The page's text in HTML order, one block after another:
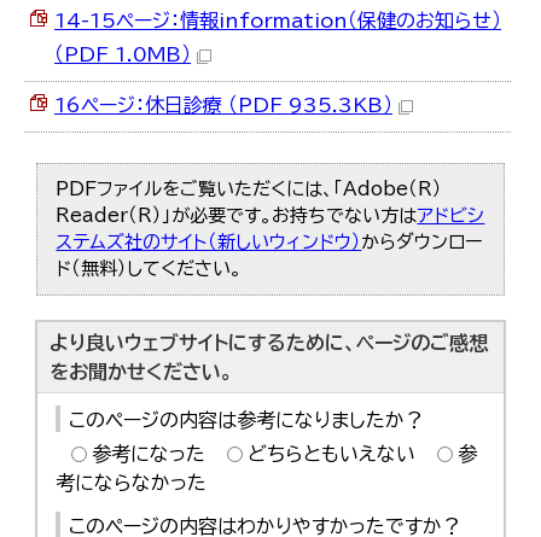
简体中文
繁體中文
14-15ページ：情報information（保健のお知らせ）
（PDF 1.0MB）
16ページ：休日診療 （PDF 935.3KB）
PDFファイルをご覧いただくには、「Adobe（R）
Reader（R）」が必要です。お持ちでない方はアドビシ
ステムズ社のサイト（新しいウィンドウ） からダウンロー
ド（無料）してください。
より良いウェブサイトにするために、ページのご感想
をお聞かせください。
このページの内容は参考になりましたか？
参考になった
どちらともいえない
参
考にならなかった
このページの内容はわかりやすかったですか？